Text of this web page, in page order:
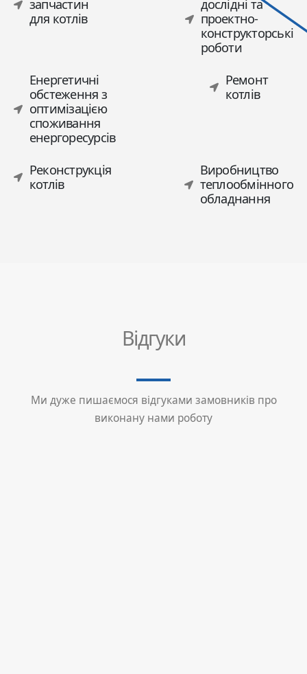
запчастин
для котлів
дослідні та
проектно-
конструкторські
роботи
Енергетичні
обстеження з
оптимізацією
споживання
енергоресурсів
Ремонт
котлів
Реконструкція
котлів
Виробництво
теплообмінного
обладнання
Відгуки
Ми дуже пишаємося відгуками замовників про
виконану нами роботу